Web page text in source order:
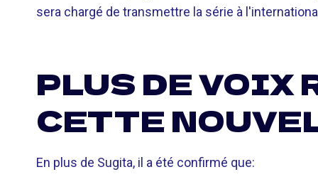
sera chargé de transmettre la série à
PLUS DE VOIX
CETTE
En plus de Sugita, il a été confirmé que: